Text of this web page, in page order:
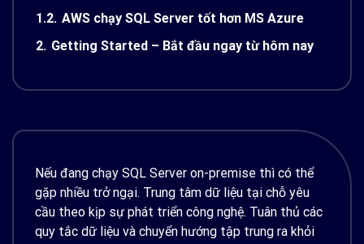
1.2. AWS chạy SQL Server tốt hơn MS Azure
2. Getting Started – Bắt đầu ngay từ hôm nay
Nếu đang chạy SQL Server on-premise thì có thể
gặp nhiều trở ngại. Trung tâm dữ liệu tại chỗ yêu
cầu theo kịp sự phát triển công nghệ. Tuân thủ các
quy tắc dữ liệu và chuyển hướng tập trung ra khỏi